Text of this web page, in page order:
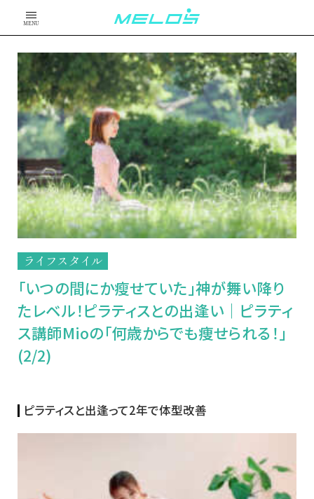
MENU
ライフスタイル
「いつの間にか瘦せていた」神が舞い降り
たレベル！ピラティスとの出逢い｜ピラティ
ス講師Mioの「何歳からでも痩せられる！」
(2/2)
ピラティスと出逢って2年で体型改善